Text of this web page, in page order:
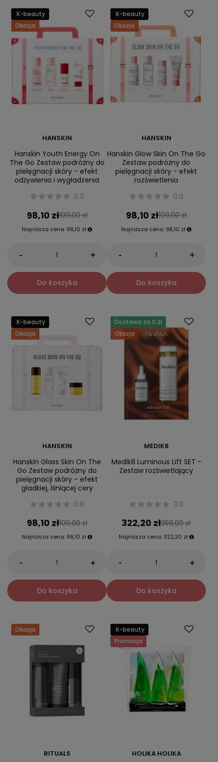
K-beauty
Okazja
HANSKIN
Hanskin Youth Energy On
The Go Zestaw podróżny do
pielęgnacji skóry - efekt
odżywienia i wygładzenia
0.0
98,10 zł109,00 zł
Najniższa cena: 98,10 zł
- +
Do koszyka
K-beauty
Okazja
HANSKIN
Hanskin Glow Skin On The Go
Zestaw podróżny do
pielęgnacji skóry - efekt
rozświetlenia
0.0
98,10 zł109,00 zł
Najniższa cena: 98,10 zł
- +
Do koszyka
K-beauty
Okazja
HANSKIN
Hanskin Glass Skin On The
Go Zestaw podróżny do
pielęgnacji skóry - efekt
gładkiej, lśniącej cery
0.0
98,10 zł109,00 zł
Najniższa cena: 98,10 zł
- +
Do koszyka
Dostawa za 0 zł
Okazja
MEDIK8
Medik8 Luminous Lift SET -
Zestaw rozświetlający
0.0
322,20 zł358,00 zł
Najniższa cena: 322,20 zł
- +
Do koszyka
Okazja
RITUALS
K-beauty
Promocja
HOLIKA HOLIKA